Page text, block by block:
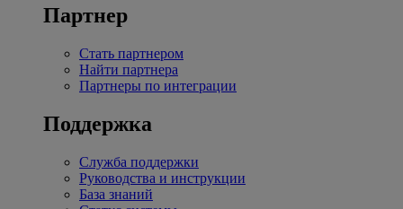
Партнер
Стать партнером
Найти партнера
Партнеры по интеграции
Поддержка
Служба поддержки
Руководства и инструкции
База знаний